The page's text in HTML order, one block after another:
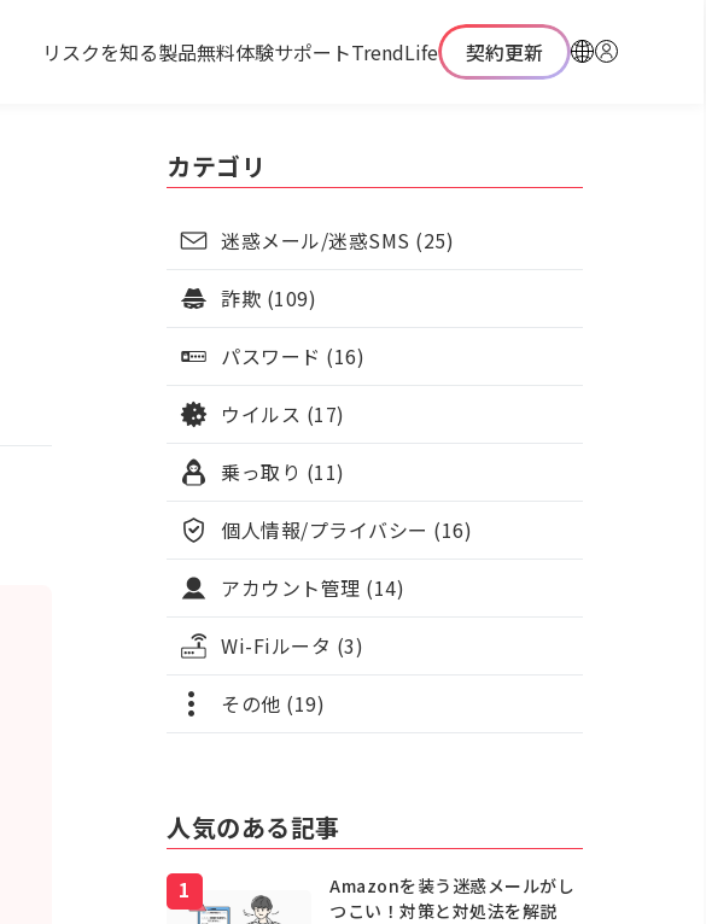
リスクを知る製品無料体験サポートTrendLife 契約更新
カテゴリ
迷惑メール/迷惑SMS (25)
詐欺 (109)
パスワード (16)
ウイルス (17)
乗っ取り (11)
個人情報/プライバシー (16)
アカウント管理 (14)
Wi-Fiルータ (3)
その他 (19)
人気のある記事
Amazonを装う迷惑メールがし
つこい！対策と対処法を解説